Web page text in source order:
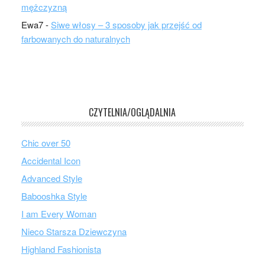
mężczyzną
Ewa7-Siwe włosy – 3 sposoby jak przejść od
farbowanych do naturalnych
CZYTELNIA/OGLĄDALNIA
Chic over 50
Accidental Icon
Advanced Style
Babooshka Style
I am Every Woman
Nieco Starsza Dziewczyna
Highland Fashionista